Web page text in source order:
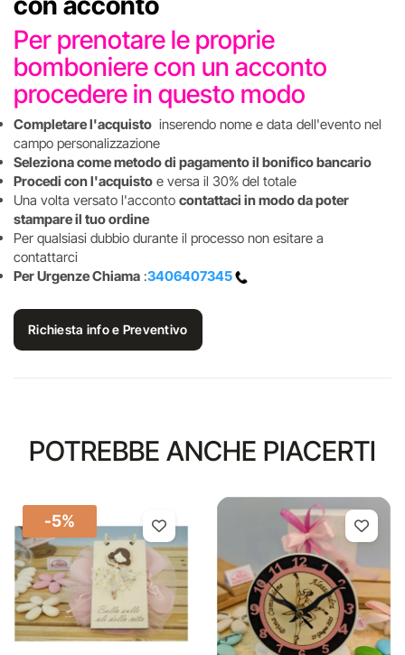
Per prenotare le proprie
bomboniere con un acconto
procedere in questo modo
Completare l'acquisto inserendo nome e data dell'evento nel
campo personalizzazione
Seleziona come metodo di pagamento il bonifico bancario
Procedi con l'acquisto e versa il 30% del totale
Una volta versato l'acconto contattaci in modo da poter
stampare il tuo ordine
Per qualsiasi dubbio durante il processo non esitare a
contattarci
Per Urgenze Chiama :3406407345
Richiesta info e Preventivo
POTREBBE ANCHE PIACERTI
-5%